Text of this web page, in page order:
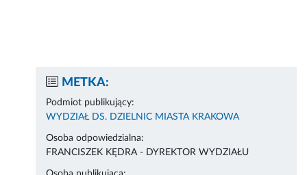
METKA:
Podmiot publikujący:
WYDZIAŁ DS. DZIELNIC MIASTA KRAKOWA
Osoba odpowiedzialna:
FRANCISZEK KĘDRA - DYREKTOR WYDZIAŁU